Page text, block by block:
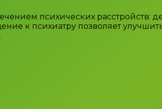
психических
к психиатру позволяет